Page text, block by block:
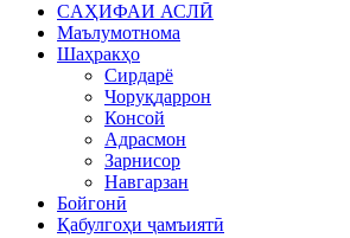
CАҲИФАИ АСЛӢ
Маълумотнома
Шаҳракҳо
Сирдарё
Чоруқдаррон
Консой
Адрасмон
Зарнисор
Навгарзан
Бойгонӣ
Қабулгоҳи ҷамъиятӣ